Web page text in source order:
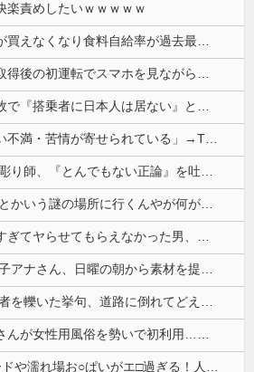
楽責めしたいｗｗｗｗｗ